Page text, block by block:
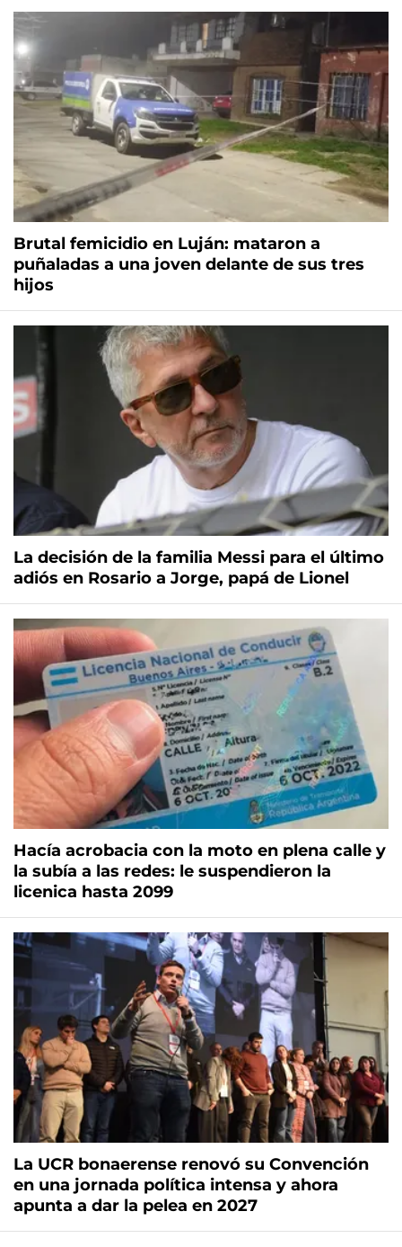
Brutal femicidio en Luján: mataron a
puñaladas a una joven delante de sus tres
hijos
La decisión de la familia Messi para el último
adiós en Rosario a Jorge, papá de Lionel
Hacía acrobacia con la moto en plena calle y
la subía a las redes: le suspendieron la
licenica hasta 2099
La UCR bonaerense renovó su Convención
en una jornada política intensa y ahora
apunta a dar la pelea en 2027